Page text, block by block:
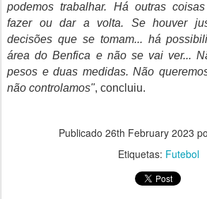
podemos trabalhar. Há outras
fazer ou dar a volta. Se houver
decisões que se tomam... há
área do Benfica e não se vai ver...
pesos e duas medidas. Não
não controlamos", concluiu.
Publicado 26th February 2023
Etiquetas: Futebol